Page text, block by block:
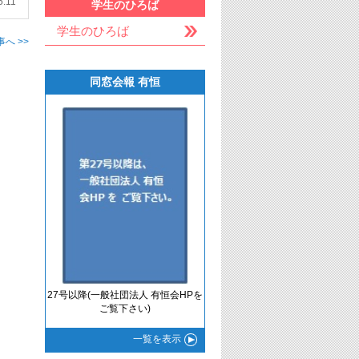
へ >>
学生のひろば
学生のひろば
同窓会報 有恒
27号以降(一般社団法人 有恒会HPを
ご覧下さい)
一覧を表示